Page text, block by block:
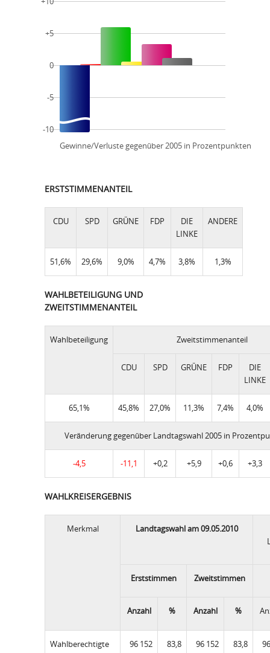
Gewinne/Verluste gegenüber 2005 in Prozentpunkten
+5
0
-5
-10
ERSTSTIMMENANTEIL
CDU SPD GRÜNE FDP
DIE
LINKE
ANDERE
51,6% 29,6% 9,0% 4,7% 3,8% 1,3%
WAHLBETEILIGUNG UND
ZWEITSTIMMENANTEIL
Wahlbeteiligung Zweitstimmenanteil
CDU SPD GRÜNE FDP
DIE
LINKE
65,1% 45,8% 27,0% 11,3% 7,4% 4,0%
Veränderung gegenüber Landtagswahl 2005 in
-4,5 -11,1 +0,2 +5,9 +0,6 +3,3
WAHLKREISERGEBNIS
Merkmal
Landtagswahl am 09.05.2010
Erststimmen Zweitstimmen
Anzahl % Anzahl %
Wahlberechtigte
96 152 83,8 96 152 83,8